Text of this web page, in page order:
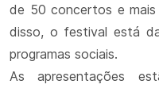
de 50 concertos e mais
disso, o festival está
programas sociais.
As apresentações